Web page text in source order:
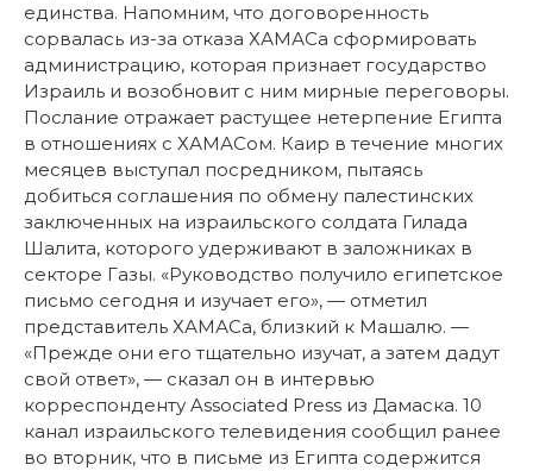
единства. Напомним, что договоренность
сорвалась из-за отказа ХАМАСа сформировать
администрацию, которая признает государство
Израиль и возобновит с ним мирные переговоры.
Послание отражает растущее нетерпение Египта
в отношениях с ХАМАСом. Каир в течение многих
месяцев выступал посредником, пытаясь
добиться соглашения по обмену палестинских
заключенных на израильского солдата Гилада
Шалита, которого удерживают в заложниках в
секторе Газы. «Руководство получило египетское
письмо сегодня и изучает его», — отметил
представитель ХАМАСа, близкий к Машалю. —
«Прежде они его тщательно изучат, а затем дадут
свой ответ», — сказал он в интервью
корреспонденту Associated Press из Дамаска. 10
канал израильского телевидения сообщил ранее
во вторник, что в письме из Египта содержится